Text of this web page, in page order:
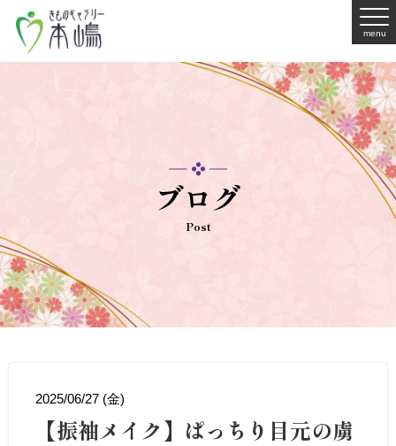
menu
ブログ
Post
2025/06/27 (金)
【振袖メイク】ぱっちり目元の虜